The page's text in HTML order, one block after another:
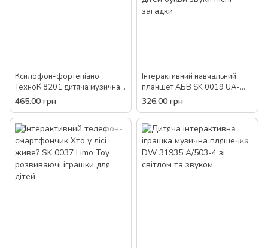
Ксилофон-фортепіано
ТехноК 8201 дитяча музична
іграшка 2 в 1 розвиваюча для
465.00 грн
Інтерактивний навчальний
планшет АБВ SK 0019 UA-
CPИ Limo Toy розвиваючі
іграшки для дітей букви звуки
пісні загадки
326.00 грн